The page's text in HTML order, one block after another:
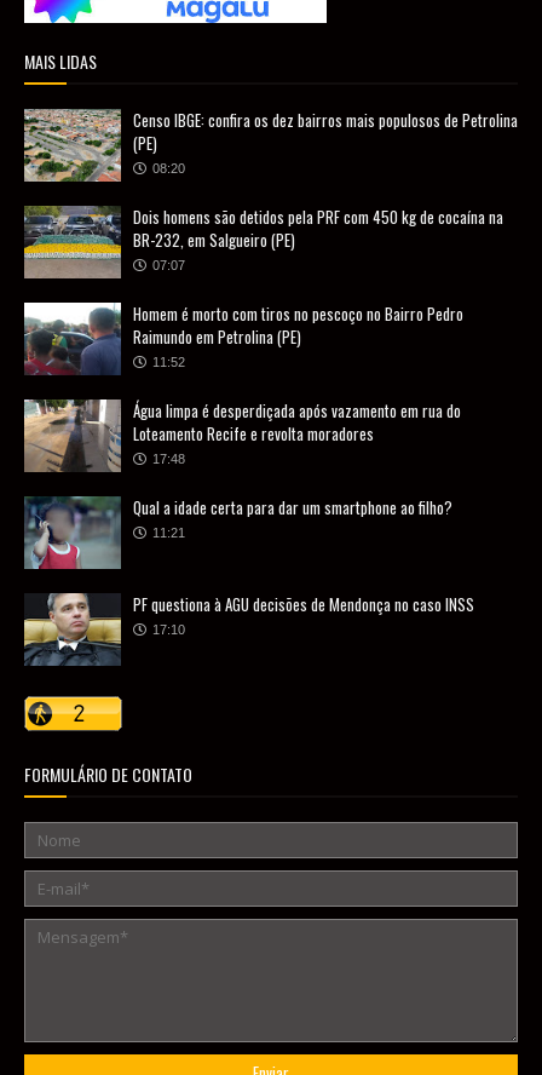
MAIS LIDAS
Censo IBGE: confira os dez bairros mais populosos de Petrolina
(PE)
08:20
Dois homens são detidos pela PRF com 450 kg de cocaína na
BR-232, em Salgueiro (PE)
07:07
Homem é morto com tiros no pescoço no Bairro Pedro
Raimundo em Petrolina (PE)
11:52
Água limpa é desperdiçada após vazamento em rua do
Loteamento Recife e revolta moradores
17:48
Qual a idade certa para dar um smartphone ao filho?
11:21
PF questiona à AGU decisões de Mendonça no caso INSS
17:10
FORMULÁRIO DE CONTATO